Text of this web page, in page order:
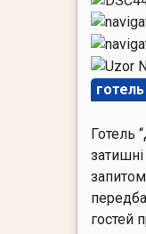
Готель
запитом
гостей